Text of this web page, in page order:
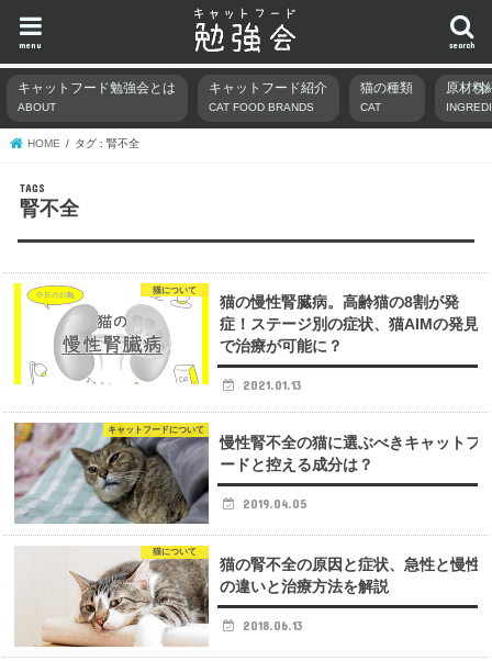
search
menu
キャットフード勉強会とは
ABOUT
キャットフード紹介
CAT FOOD BRANDS
猫の種類
CAT
原材料
HOME タグ : 腎不全
腎不全
猫について
猫の慢性腎臓病。高齢猫の8割が発
症！ステージ別の症状、猫AIMの発見
で治療が可能に？
2021.01.13
キャットフードについて
慢性腎不全の猫に選ぶべきキャットフ
ードと控える成分は？
2019.04.05
猫について
猫の腎不全の原因と症状、急性と慢性
の違いと治療方法を解説
2018.06.13